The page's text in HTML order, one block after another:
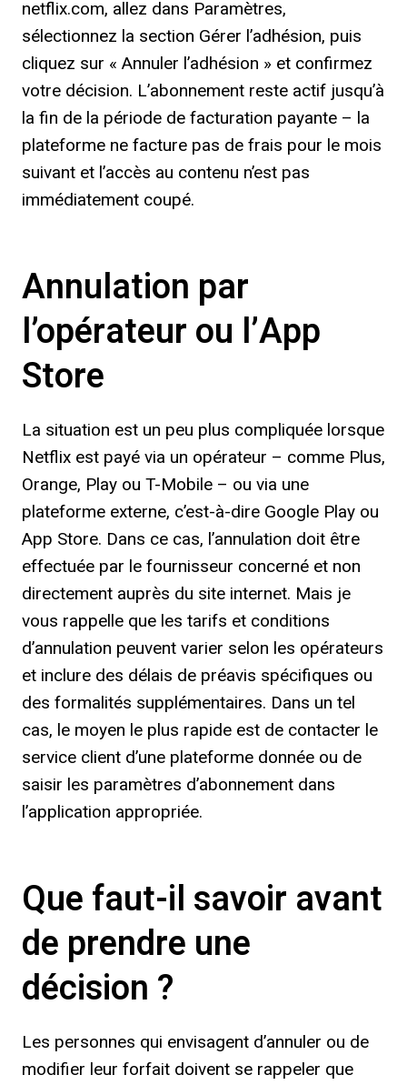
netflix.com, allez dans Paramètres,
sélectionnez la section Gérer l’adhésion, puis
cliquez sur « Annuler l’adhésion » et confirmez
votre décision. L’abonnement reste actif jusqu’à
la fin de la période de facturation payante – la
plateforme ne facture pas de frais pour le mois
suivant et l’accès au contenu n’est pas
immédiatement coupé.
Annulation par
l’opérateur ou l’App
Store
La situation est un peu plus compliquée lorsque
Netflix est payé via un opérateur – comme Plus,
Orange, Play ou T-Mobile – ou via une
plateforme externe, c’est-à-dire Google Play ou
App Store. Dans ce cas, l’annulation doit être
effectuée par le fournisseur concerné et non
directement auprès du site internet. Mais je
vous rappelle que les tarifs et conditions
d’annulation peuvent varier selon les opérateurs
et inclure des délais de préavis spécifiques ou
des formalités supplémentaires. Dans un tel
cas, le moyen le plus rapide est de contacter le
service client d’une plateforme donnée ou de
saisir les paramètres d’abonnement dans
l’application appropriée.
Que faut-il savoir avant
de prendre une
décision ?
Les personnes qui envisagent d’annuler ou de
modifier leur forfait doivent se rappeler que